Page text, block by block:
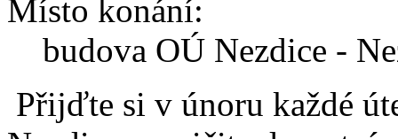
Místo konání:
budova OÚ Nezdice -
Přijďte si v únoru každé